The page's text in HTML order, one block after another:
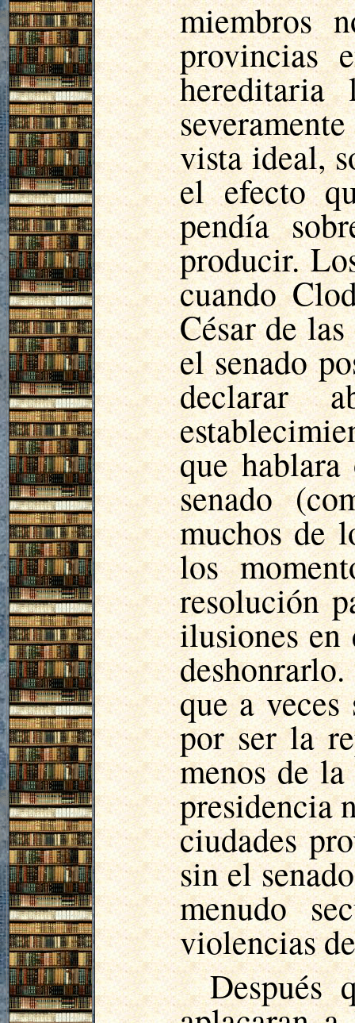
miembros
provincias
vista ideal,
el efecto
pendía
producir.
cuando
César de las
el senado
declarar
que
senado
muchos de
los
resolución
ilusiones en
que a
por ser la
menos de
presidencia
ciudades
sin el
menudo
violencias
Después